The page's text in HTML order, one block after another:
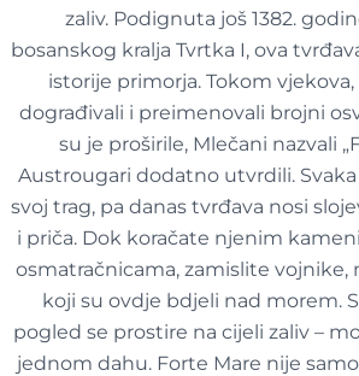
zaliv. Podignuta još 1382.
bosanskog kralja Tvrtka I, ova
istorije primorja. Tokom
dograđivali i preimenovali brojni
su je proširile, Mlečani nazvali
Austrougari dodatno utvrdili.
svoj trag, pa danas tvrđava nosi
i priča. Dok koračate njenim
osmatračnicama, zamislite vojnike,
koji su ovdje bdjeli nad morem.
pogled se prostire na cijeli zaliv –
jednom dahu. Forte Mare nije